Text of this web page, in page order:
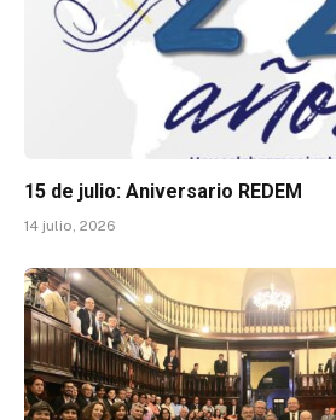
15 de julio: Aniversario REDEM
14 julio, 2026